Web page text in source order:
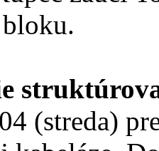
(streda)